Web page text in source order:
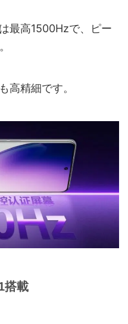
最高1500Hzで、ピー
高精細です。
搭載